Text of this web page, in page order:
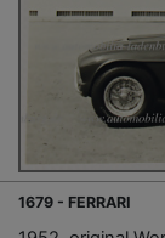
1679 - FERRARI